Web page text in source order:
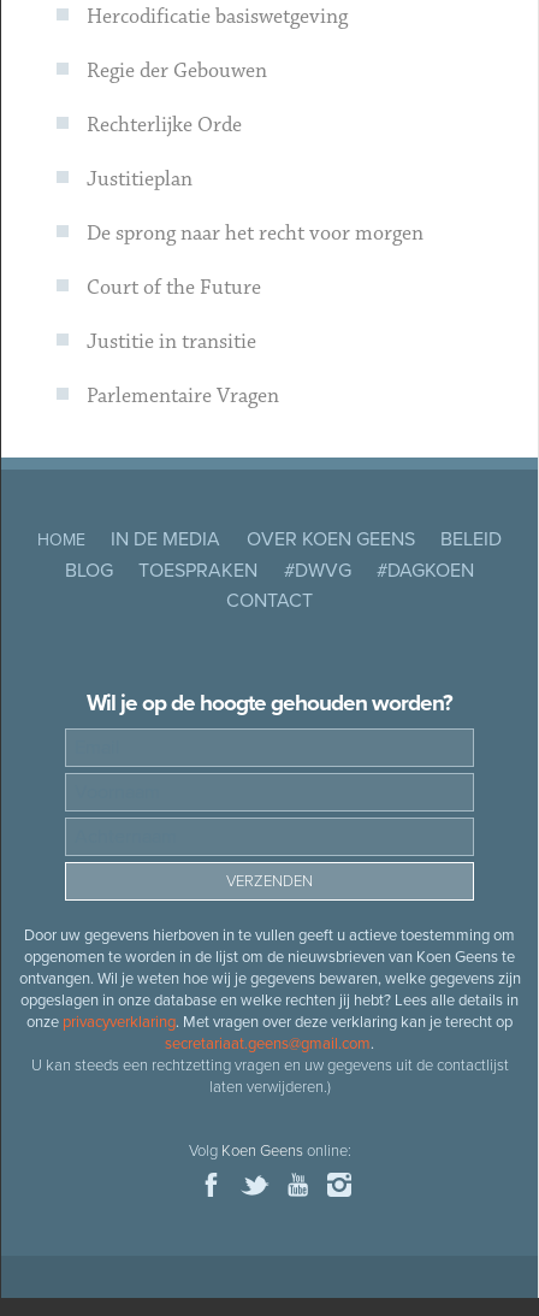
Hercodificatie basiswetgeving
Regie der Gebouwen
Rechterlijke Orde
Justitieplan
De sprong naar het recht voor morgen
Court of the Future
Justitie in transitie
Parlementaire Vragen
HOME IN DE MEDIA OVER KOEN GEENS
BELEID
BLOG
TOESPRAKEN #DWVG
#DAGKOEN
CONTACT
Wil je op de hoogte gehouden worden?
Door uw gegevens hierboven in te vullen geeft u actieve toestemming om
opgenomen te worden in de lijst om de nieuwsbrieven van Koen Geens te
ontvangen. Wil je weten hoe wij je gegevens bewaren, welke gegevens zijn
opgeslagen in onze database en welke rechten jij hebt? Lees alle details in
onze privacyverklaring. Met vragen over deze verklaring kan je terecht op
secretariaat.geens@gmail.com.
U kan steeds een rechtzetting vragen en uw gegevens uit de contactlijst
laten verwijderen.)
Volg Koen Geensonline: